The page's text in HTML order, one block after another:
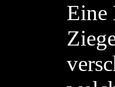
Eine